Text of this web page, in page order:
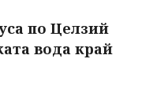
по Целзий
вода край